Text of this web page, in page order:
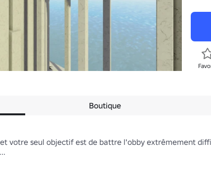
Boutique
votre seul objectif est de battre l'obby extrêmement